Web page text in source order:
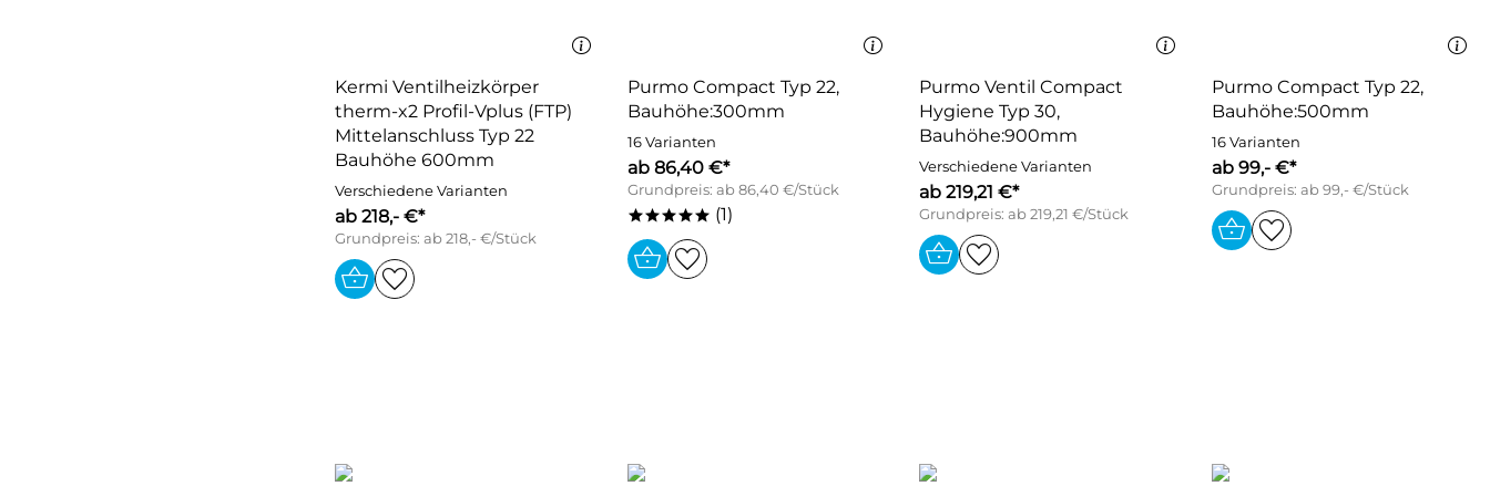
Kermi Ventilheizkörper
therm-x2 Profil-Vplus (FTP)
Mittelanschluss Typ 22
Bauhöhe 600mm
Verschiedene Varianten
ab 218,- €*
Grundpreis: ab 218,- €/Stück
Purmo Compact Typ 22,
Bauhöhe:300mm
16 Varianten
ab 86,40 €*
Grundpreis: ab 86,40 €/Stück
***** (1)
Purmo Ventil Compact
Hygiene Typ 30,
Bauhöhe:900mm
Verschiedene Varianten
ab 219,21 €*
Grundpreis: ab 219,21 €/Stück
Purmo Compact Typ 22,
Bauhöhe:500mm
16 Varianten
ab 99,- €*
Grundpreis: ab 99,- €/Stück